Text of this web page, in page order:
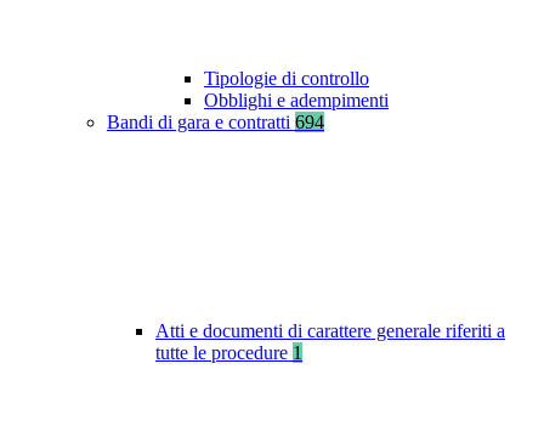
Tipologie di controllo
Obblighi e adempimenti
Bandi di gara e contratti 694
Atti e documenti di carattere generale riferiti a
tutte le procedure 1